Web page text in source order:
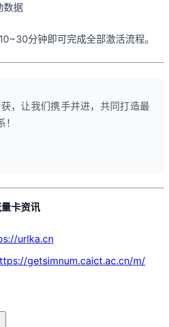
数据
分钟即可完成全部激活流程。
，让我们携手并进，共同打造最
卡资讯
urlka.cn
getsimnum.caict.ac.cn/m/